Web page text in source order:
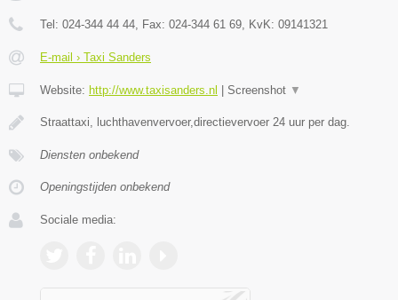
Tel: 024-344 44 44 , Fax: 024-344 61 69 , KvK: 09141321
E-mail › Taxi Sanders
Website: http://www.taxisanders.nl | Screenshot ▼
Straattaxi, luchthavenvervoer,directievervoer 24 uur per dag.
Diensten onbekend
Openingstijden onbekend
Sociale media: